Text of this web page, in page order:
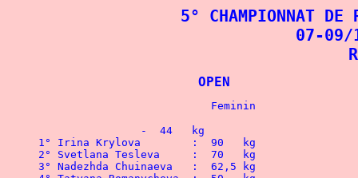
5° CHAMPIONNAT DE
07-09/
		-  44   kg
2° Svetlana Tesleva	:  70   kg
3° Nadezhda Chuinaeva	:  62,5 kg